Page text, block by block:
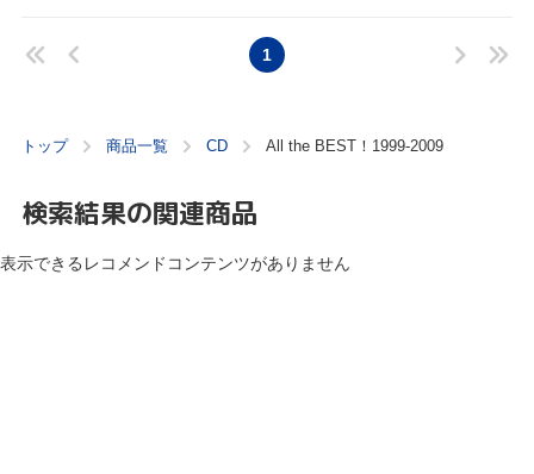
1
トップ 商品一覧 CD All the BEST！1999-2009
検索結果の関連商品
表示できるレコメンドコンテンツがありません